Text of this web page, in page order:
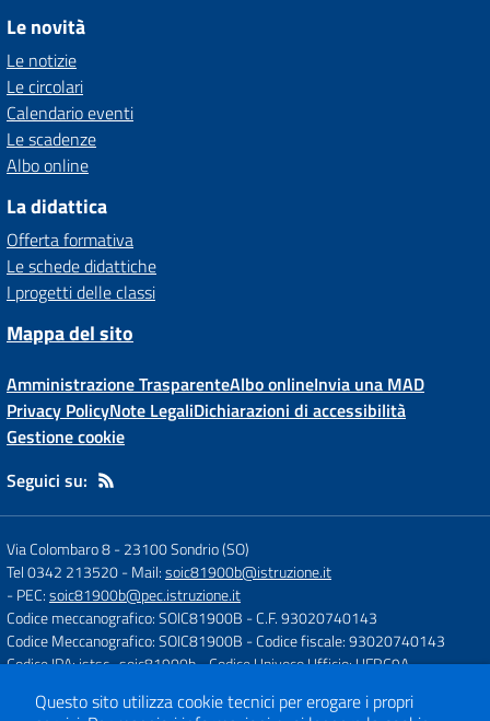
Le novità
Le notizie
Le circolari
Calendario eventi
Le scadenze
Albo online
La didattica
Offerta formativa
Le schede didattiche
I progetti delle classi
Mappa del sito
Amministrazione TrasparenteAlbo onlineInvia una MAD
Privacy PolicyNote LegaliDichiarazioni di accessibilità
Gestione cookie
Seguici su:
Via Colombaro 8-23100 Sondrio (SO)
Tel 0342 213520- Mail:soic81900b@istruzione.it
- PEC:soic81900b@pec.istruzione.it
Codice meccanografico: SOIC81900B - C.F. 93020740143
Codice Meccanografico: SOIC81900B - Codice fiscale: 93020740143
Codice IPA: istsc_soic81900b- Codice Univoco Ufficio: UFRC9A
Questo sito utilizza cookie tecnici per erogare i propri